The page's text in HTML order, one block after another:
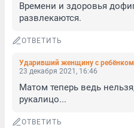
Времени и здоровья
развлекаются.
ОТВЕТИТЬ
23 декабря 2021, 16:46
Матом теперь ведь
рукалицо...
ОТВЕТИТЬ